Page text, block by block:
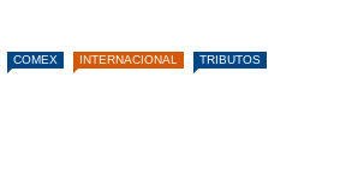
COMEX INTERNACIONAL TRIBUTOS